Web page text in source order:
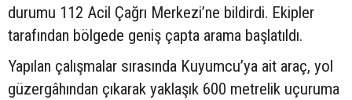
durumu 112 Acil Çağrı Merkezi’ne bildirdi. Ekipler
tarafından bölgede geniş çapta arama başlatıldı.
Yapılan çalışmalar sırasında Kuyumcu’ya ait araç, yol
güzergâhından çıkarak yaklaşık 600 metrelik uçuruma